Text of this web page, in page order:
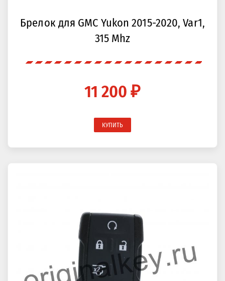
Брелок для GMC Yukon 2015-2020, Var1,
315 Mhz
11 200 ₽
КУПИТЬ